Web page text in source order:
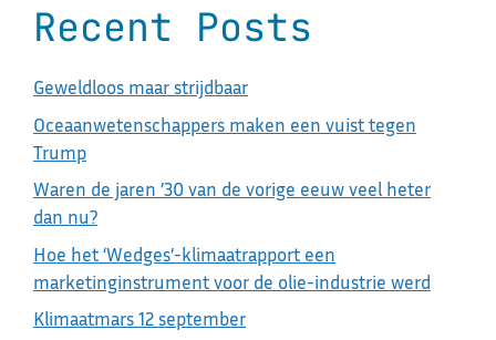
Recent Posts
Geweldloos maar strijdbaar
Oceaanwetenschappers maken een vuist tegen
Trump
Waren de jaren ’30 van de vorige eeuw veel heter
dan nu?
Hoe het ‘Wedges’-klimaatrapport een
marketinginstrument voor de olie-industrie werd
Klimaatmars 12 september